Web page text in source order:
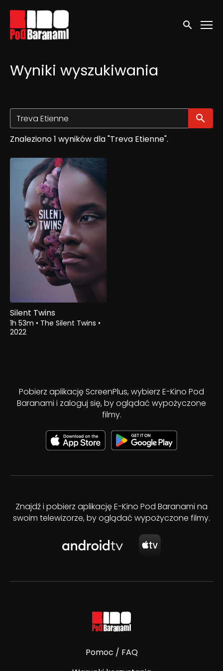
Linki ułatwień dostępu
Wyszukaj
Wyniki wyszukiwania
Znaleziono 1 wyników dla "Treva Etienne".
Silent Twins
1h 53m • The Silent Twins •
2022
Pobierz aplikację ScreenPlus, wybierz E-Kino Pod
Baranami i zaloguj się, by oglądać wypożyczone
filmy.
Znajdź i pobierz aplikację E-Kino Pod Baranami na
swoim telewizorze, by oglądać wypożyczone filmy.
Pomoc / FAQ